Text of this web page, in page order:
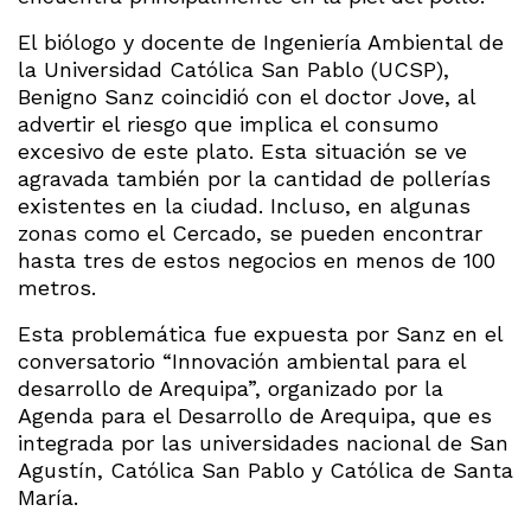
El biólogo y docente de Ingeniería Ambiental de
la Universidad Católica San Pablo (UCSP),
Benigno Sanz coincidió con el doctor Jove, al
advertir el riesgo que implica el consumo
excesivo de este plato. Esta situación se ve
agravada también por la cantidad de pollerías
existentes en la ciudad. Incluso, en algunas
zonas como el Cercado, se pueden encontrar
hasta tres de estos negocios en menos de 100
metros.
Esta problemática fue expuesta por Sanz en el
conversatorio “Innovación ambiental para el
desarrollo de Arequipa”, organizado por la
Agenda para el Desarrollo de Arequipa, que es
integrada por las universidades nacional de San
Agustín, Católica San Pablo y Católica de Santa
María.